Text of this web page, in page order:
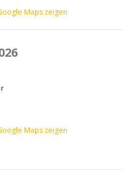
Maps zeigen
Maps zeigen